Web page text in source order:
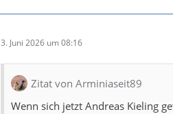
3. Juni 2026 um 08:16
Zitat von Arminiaseit89
Wenn sich jetzt Andreas Kieling